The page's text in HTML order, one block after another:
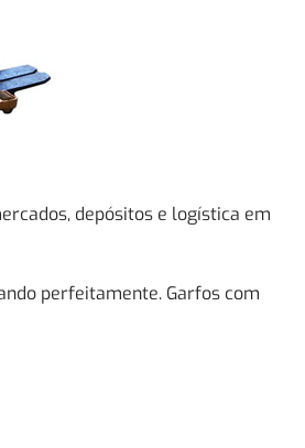
depósitos e logística em
perfeitamente. Garfos com